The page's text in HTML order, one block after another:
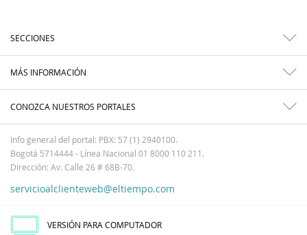
SECCIONES
MÁS INFORMACIÓN
CONOZCA NUESTROS PORTALES
Info general del portal: PBX: 57 (1) 2940100.
Bogotá 5714444 - Línea Nacional 01 8000 110 211.
Dirección: Av. Calle 26 # 68B-70.
servicioalclienteweb@eltiempo.com
VERSIÓN PARA COMPUTADOR